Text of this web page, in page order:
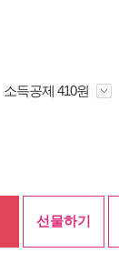
소득공제 410원
선물하기